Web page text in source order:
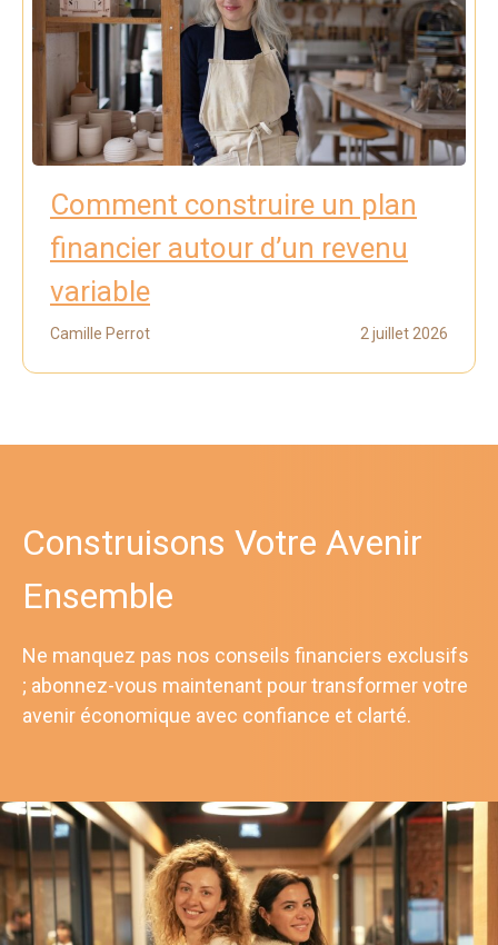
Comment construire un plan
financier autour d’un revenu
variable
Camille Perrot 2 juillet 2026
Construisons Votre Avenir
Ensemble
Ne manquez pas nos conseils financiers exclusifs
; abonnez-vous maintenant pour transformer votre
avenir économique avec confiance et clarté.